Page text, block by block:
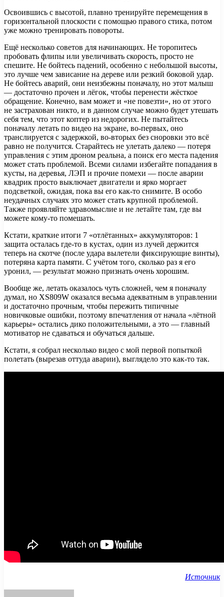
Освоившись с высотой, плавно тренируйте перемещения в
горизонтальной плоскости с помощью правого стика, потом
уже можно тренировать повороты.
Ещё несколько советов для начинающих. Не торопитесь
пробовать флипы или увеличивать скорость, просто не
спешите. Не бойтесь падений, особенно с небольшой высоты,
это лучше чем зависание на дереве или резкий боковой удар.
Не бойтесь аварий, они неизбежны поначалу, но этот малыш
— достаточно прочен и лёгок, чтобы перенести жёсткое
обращение. Конечно, вам может и «не повезти», но от этого
не застрахован никто, и в данном случае можно будет утешать
себя тем, что этот коптер из недорогих. Не пытайтесь
поначалу летать по видео на экране, во-первых, оно
транслируется с задержкой, во-вторых без сноровки это всё
равно не получится. Старайтесь не улетать далеко — потеря
управления с этим дроном реальна, а поиск его места падения
может стать проблемой. Всеми силами избегайте попадания в
кусты, на деревья, ЛЭП и прочие помехи — после аварии
квадрик просто выключает двигатели и ярко моргает
подсветкой, ожидая, пока вы его как-то снимите. В особо
неудачных случаях это может стать крупной проблемой.
Также проявляйте здравомыслие и не летайте там, где вы
можете кому-то помешать.
Кстати, краткие итоги 7 «отлётанных» аккумуляторов: 1
защита осталась где-то в кустах, один из лучей держится
теперь на скотче (после удара вылетели фиксирующие винты),
потеряна карта памяти. С учётом того, сколько раз я его
уронил, — результат можно признать очень хорошим.
Вообще же, летать оказалось чуть сложней, чем я поначалу
думал, но XS809W оказался весьма адекватным в управлении
и достаточно прочным, чтобы пережить типичные
новичковые ошибки, поэтому впечатления от начала «лётной
карьеры» остались дико положительными, а это — главный
мотиватор не сдаваться и обучаться дальше.
Кстати, я собрал несколько видео с мой первой попыткой
полетать (вырезав оттуда аварии), выглядело это как-то так.
Источник